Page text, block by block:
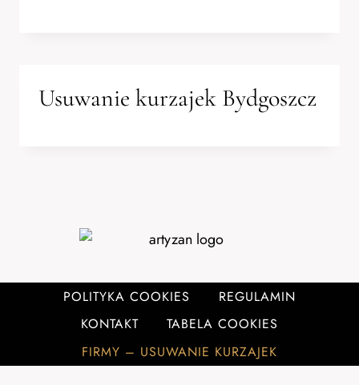
Usuwanie kurzajek Bydgoszcz
POLITYKA COOKIES
REGULAMIN
KONTAKT
TABELA COOKIES
FIRMY – USUWANIE KURZAJEK